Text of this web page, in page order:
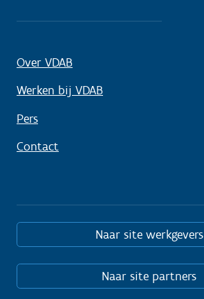
Over VDAB
Werken bij VDAB
Pers
Contact
Naar site werkgevers
Naar site partners